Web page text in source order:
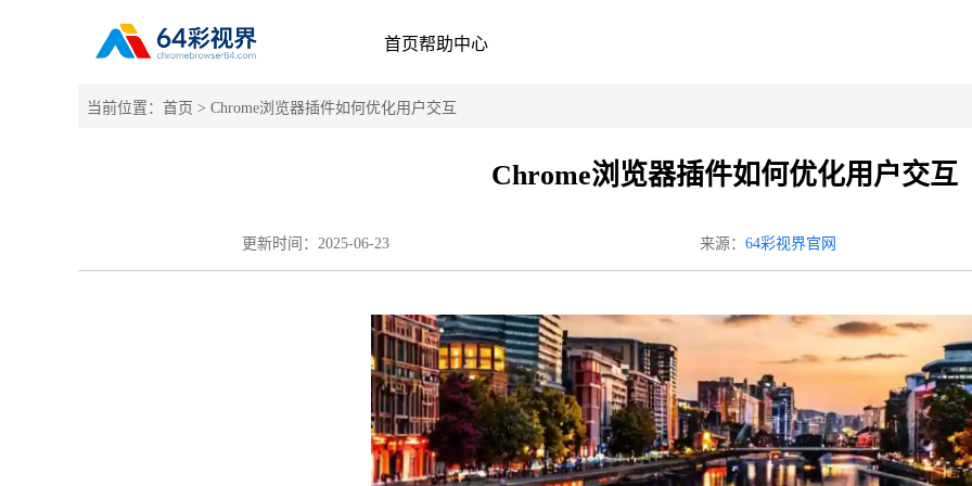
首页帮助中心
当前位置： 首页 > Chrome浏览器插件如何优化用户交互
Chrome浏览器插件如何优化用户交互
更新时间： 2025-06-23 来源： 64彩视界官网